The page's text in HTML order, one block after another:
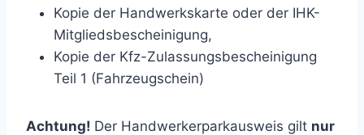
Kopie der Handwerkskarte oder der IHK-
Mitgliedsbescheinigung,
Kopie der Kfz-Zulassungsbescheinigung
Teil 1 (Fahrzeugschein)
Achtung! Der Handwerkerparkausweis gilt nur